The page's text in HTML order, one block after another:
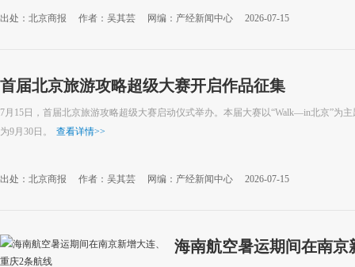
出处：北京商报 作者：吴其芸 网编：产经新闻中心 2026-07-15
首届北京旅游攻略超级大赛开启作品征集
7月15日，首届北京旅游攻略超级大赛启动仪式举办。本届大赛以“Walk—in北京”为
为9月30日。
查看详情>>
出处：北京商报 作者：吴其芸 网编：产经新闻中心 2026-07-15
海南航空暑运期间在南京